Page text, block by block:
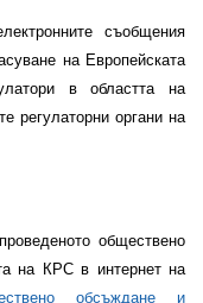
съобщения
на Европейската
в областта на
регулаторни органи на
обществено
на КРС в интернет на
обсъждане и